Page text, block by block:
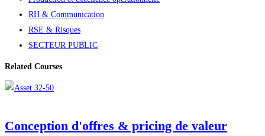
RH & Communication
RSE & Risques
SECTEUR PUBLIC
Related Courses
Conception d'offres & pricing de valeur